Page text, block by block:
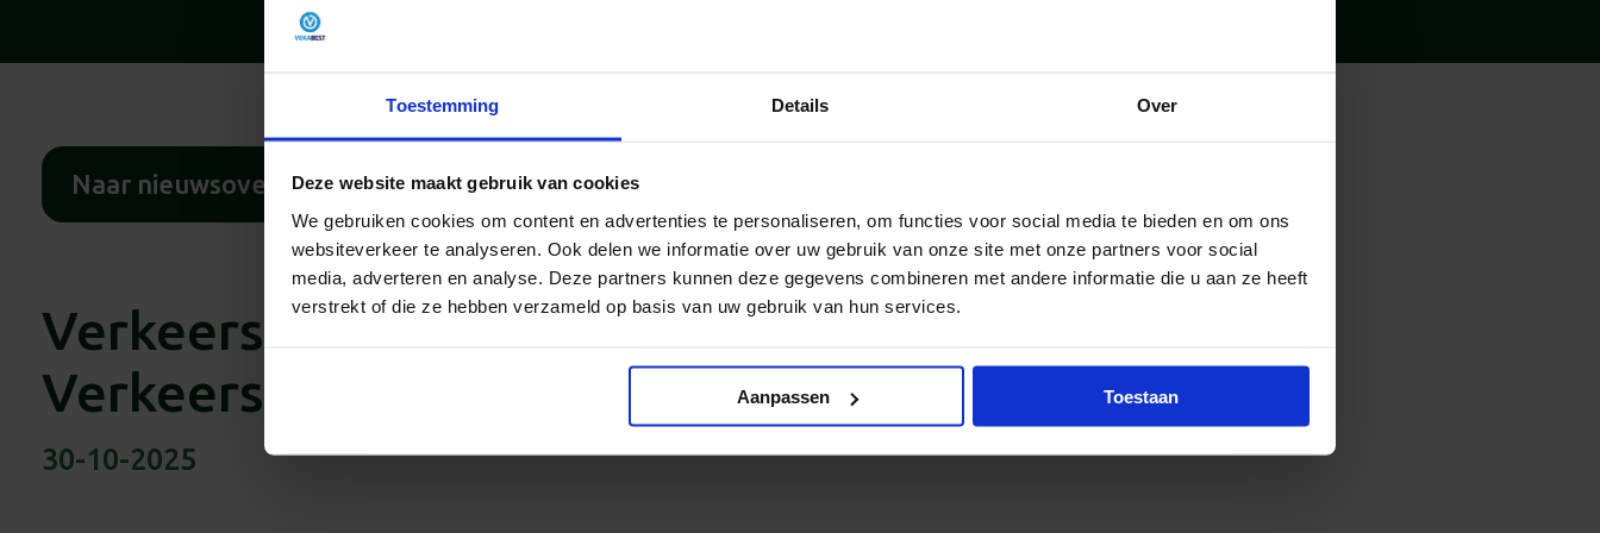
Toestemming Details Over
Deze website maakt gebruik van cookies
We gebruiken cookies om content en advertenties te personaliseren, om functies voor social media te bieden en om ons
websiteverkeer te analyseren. Ook delen we informatie over uw gebruik van onze site met onze partners voor social
media, adverteren en analyse. Deze partners kunnen deze gegevens combineren met andere informatie die u aan ze heeft
verstrekt of die ze hebben verzameld op basis van uw gebruik van hun services.
Aanpassen Toestaan
Naar nieuwsoverzicht
Verkeersschool Janssen,
Verkeersschool de Bruijn, Rijschool Ronnie Janssen
30-10-2025